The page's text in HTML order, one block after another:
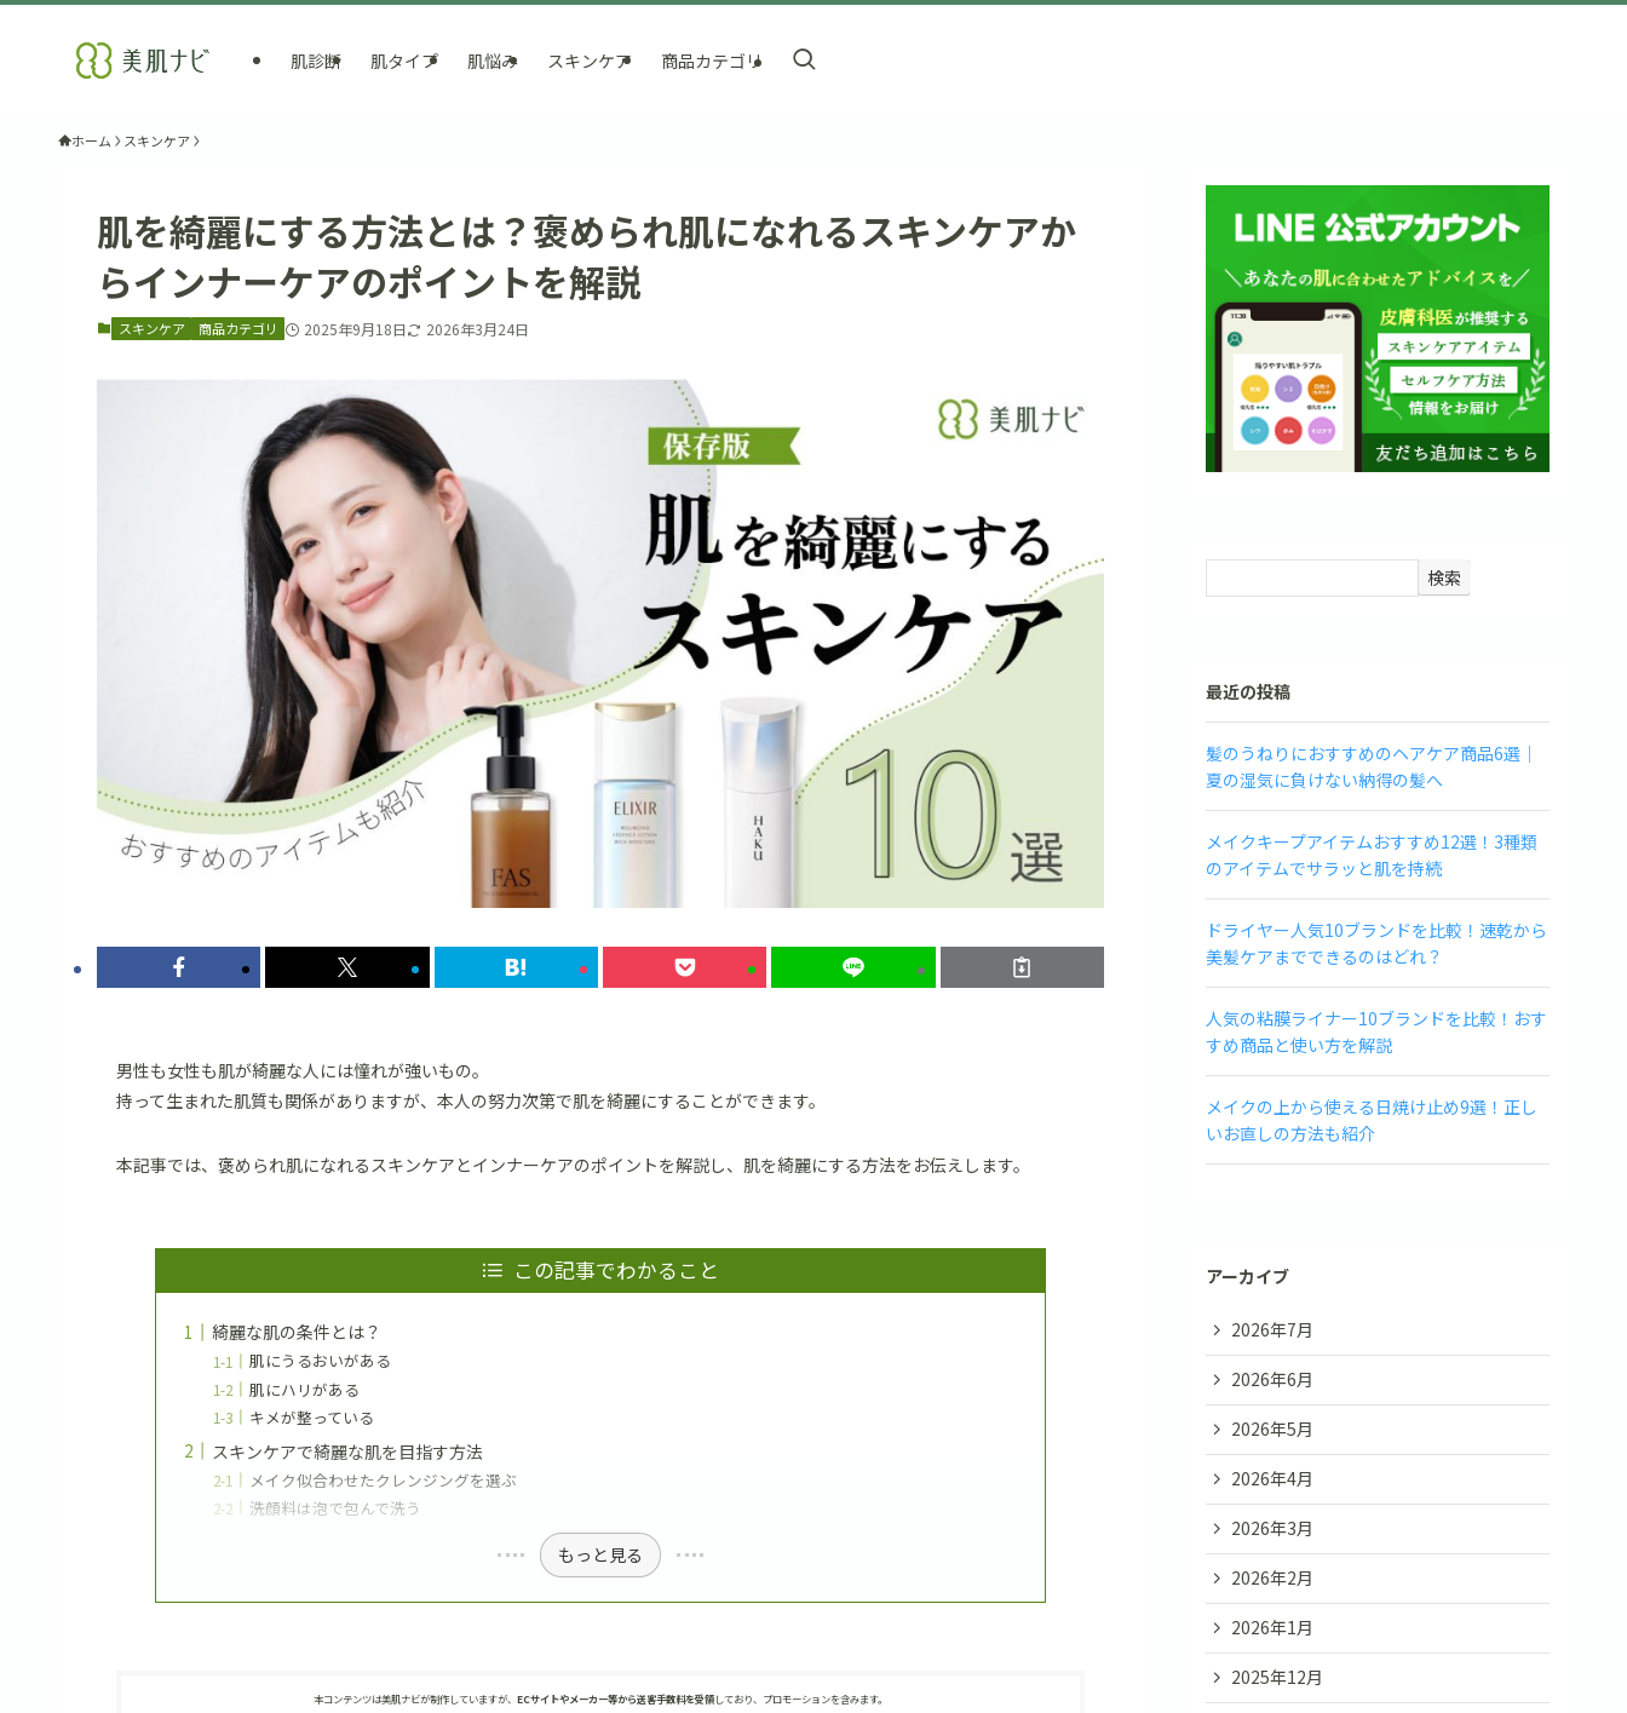
肌診断 肌タイプ 肌悩み スキンケア 商品カテゴリ
ホーム スキンケア
肌を綺麗にする方法とは？褒められ肌になれるスキンケアか
らインナーケアのポイントを解説
スキンケア 商品カテゴリ 2025年9月18日 2026年3月24日
男性も女性も肌が綺麗な人には憧れが強いもの。
持って生まれた肌質も関係がありますが、本人の努力次第で肌を綺麗にすることができます。
本記事では、褒められ肌になれるスキンケアとインナーケアのポイントを解説し、肌を綺麗にする方法をお伝えします。
この記事でわかること
綺麗な肌の条件とは？
肌にうるおいがある
肌にハリがある
キメが整っている
スキンケアで綺麗な肌を目指す方法
メイク似合わせたクレンジングを選ぶ
洗顔料は泡で包んで洗う
もっと見る
本コンテンツは美肌ナビが制作していますが、 ECサイトやメーカー等から送客手数料を受領しており、プロモーションを含みます。
検索
最近の投稿
髪のうねりにおすすめのヘアケア商品6選｜
夏の湿気に負けない納得の髪へ
メイクキープアイテムおすすめ12選！3種類
のアイテムでサラッと肌を持続
ドライヤー人気10ブランドを比較！速乾から
美髪ケアまでできるのはどれ？
人気の粘膜ライナー10ブランドを比較！おす
すめ商品と使い方を解説
メイクの上から使える日焼け止め9選！正し
いお直しの方法も紹介
アーカイブ
2026年7月
2026年6月
2026年5月
2026年4月
2026年3月
2026年2月
2026年1月
2025年12月